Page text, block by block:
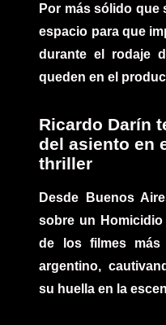
Por más sólido que
espacio para que
durante el rodaje
queden en el
Ricardo Darín
del asiento en
thriller
Desde Buenos
sobre un
de los filmes más
argentino,
su huella en la